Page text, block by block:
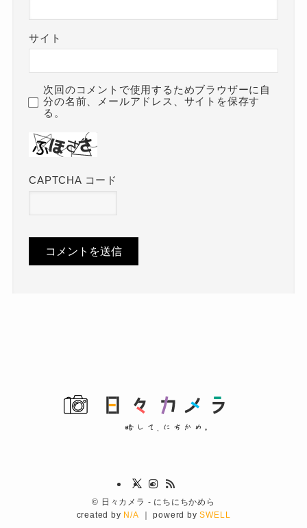
サイト
次回のコメントで使用するためブラウザーに自
分の名前、メールアドレス、サイトを保存す
る。
CAPTCHA コード
© 日々カメラ - にちにちかめら
created by N/A ｜ powerd bySWELL